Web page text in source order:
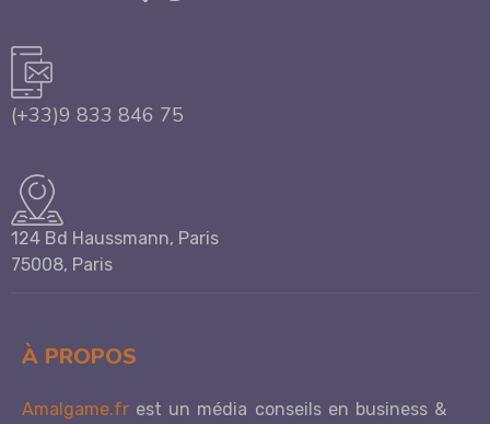
(+33)9 833 846 75
124 Bd Haussmann, Paris
75008, Paris
À PROPOS
Amalgame.fr est un média conseils en business &